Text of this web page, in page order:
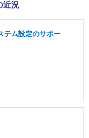
近況
テム設定のサポー